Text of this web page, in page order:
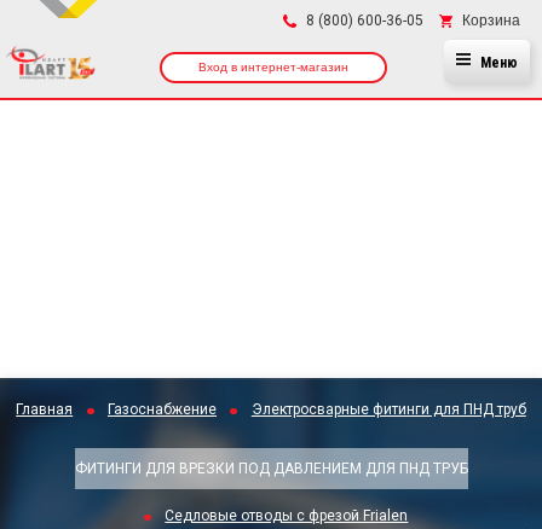
8 (800) 600-36-05 Корзина
Вход в интернет-магазин Меню
Главная Газоснабжение Электросварные фитинги для ПНД труб
ФИТИНГИ ДЛЯ ВРЕЗКИ ПОД ДАВЛЕНИЕМ ДЛЯ ПНД ТРУБ
Седловые отводы с фрезой Frialen
×